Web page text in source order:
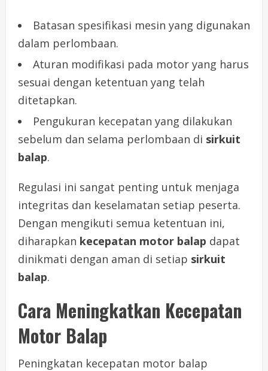
Batasan spesifikasi mesin yang digunakan
dalam perlombaan.
Aturan modifikasi pada motor yang harus
sesuai dengan ketentuan yang telah
ditetapkan.
Pengukuran kecepatan yang dilakukan
sebelum dan selama perlombaan di sirkuit
balap.
Regulasi ini sangat penting untuk menjaga
integritas dan keselamatan setiap peserta.
Dengan mengikuti semua ketentuan ini,
diharapkan kecepatan motor balap dapat
dinikmati dengan aman di setiap sirkuit
balap.
Cara Meningkatkan Kecepatan
Motor Balap
Peningkatan kecepatan motor balap